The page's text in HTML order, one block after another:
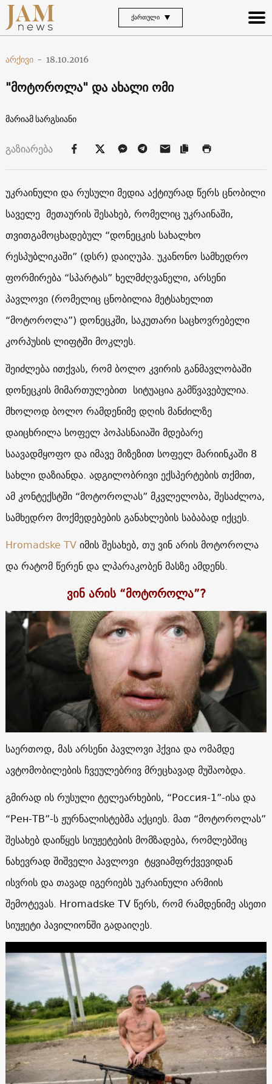
ᲥᲐᲠᲗᲣᲚᲘ
არქივი - 18.10.2016
"მოტოროლა" და ახალი ომი
მარიამ სარგსიანი
გაზიარება
უკრაინული და რუსული მედია აქტიურად წერს ცნობილი
საველე მეთაურის შესახებ, რომელიც უკრაინაში,
თვითგამოცხადებულ “დონეცკის სახალხო
რესპუბლიკაში” (დსრ) დაიღუპა. უკანონო სამხედრო
ფორმირება “სპარტას” ხელმძღვანელი, არსენი
პავლოვი (რომელიც ცნობილია მეტსახელით
“მოტოროლა”) დონეცკში, საკუთარი საცხოვრებელი
კორპუსის ლიფტში მოკლეს.
შეიძლება ითქვას, რომ ბოლო კვირის განმავლობაში
დონეცკის მიმართულებით სიტუაცია გამწვავებულია.
მხოლოდ ბოლო რამდენიმე დღის მანძილზე
დაიცხრილა სოფელ პოპასნაიაში მდებარე
საავადმყოფო და იმავე მიზეზით სოფელ მარიინკაში 8
სახლი დაზიანდა. ადგილობრივი ექსპერტების თქმით,
ამ კონტექსტში “მოტოროლას” მკვლელობა, შესაძლოა,
სამხედრო მოქმედებების განახლების საბაბად იქცეს.
Hromadske TVიმის შესახებ, თუ ვინ არის მოტოროლა
და რატომ წერენ და ლპარაკობენ მასზე ამდენს.
ვინ არის “მოტოროლა”?
საერთოდ, მას არსენი პავლოვი ჰქვია და ომამდე
ავტომობილების ჩვეულებრივ მრეცხავად მუშაობდა.
გმირად ის რუსული ტელეარხების, “Россия-1”-ისა და
“Рен-ТВ”-ს ჟურნალისტებმა აქციეს. მათ “მოტოროლას”
შესახებ დაიწყეს სიუჟეტების მომზადება, რომლებშიც
ნახევრად შიშველი პავლოვი ტყვიამფრქვევიდან
ისვრის და თავად იგერიებს უკრაინული არმიის
შემოტევას. Hromadske TV წერს, რომ რამდენიმე ასეთი
სიუჟეტი პავილიონში გადაიღეს.